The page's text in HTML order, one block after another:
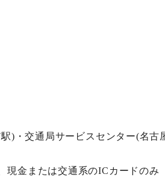
)・交通局サービスセンター(名古
現金または交通系のICカードのみ